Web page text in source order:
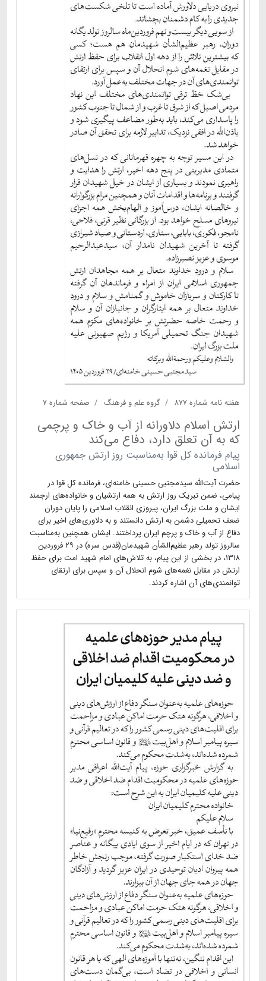
هفته نامه شماره ۸۷۷ گروه علم و فرهنگ صفحه شماره ۷
ارتش اسلام دلاورانه از آب و خاک و پرچمی
که به آن تعلق دارد، دفاع می‌کند
پیام فرمانده کل قوا به‌مناسبت روز ارتش جمهوری
اسلامی
حضرت آیت‌الله سیدمجتبی حسینی خامنه‌ای، فرمانده کل قوا در
پیامی، ضمن تبریک روز ارتش به همه‌ ارتشیان و خانواده‌های ارجمند
ایشان و ملت بزرگ ایران، پیروزی انقلاب اسلامی را پایان دوران
ضعف تحمیلی دشمن به ارتش دانستند و به دلاوری‌های اخیر برای
دفاع از آب و خاک و پرچم ایران پرداختند. ایشان همچنین به‌مناسبت
سالروز تولد رهبر عظیم‌الشأن شهیدمان(قدس سره) در ۲۹ فروردین
۱۳۱۸، در بخشی از این پیام، به تلاش‌های امام شهید امت برای حفظ
ارتش در مقابل نغمه‌های شوم انحلال آن و سپس برای ارتقای
توانمندی‌های آن اشاره کردند.